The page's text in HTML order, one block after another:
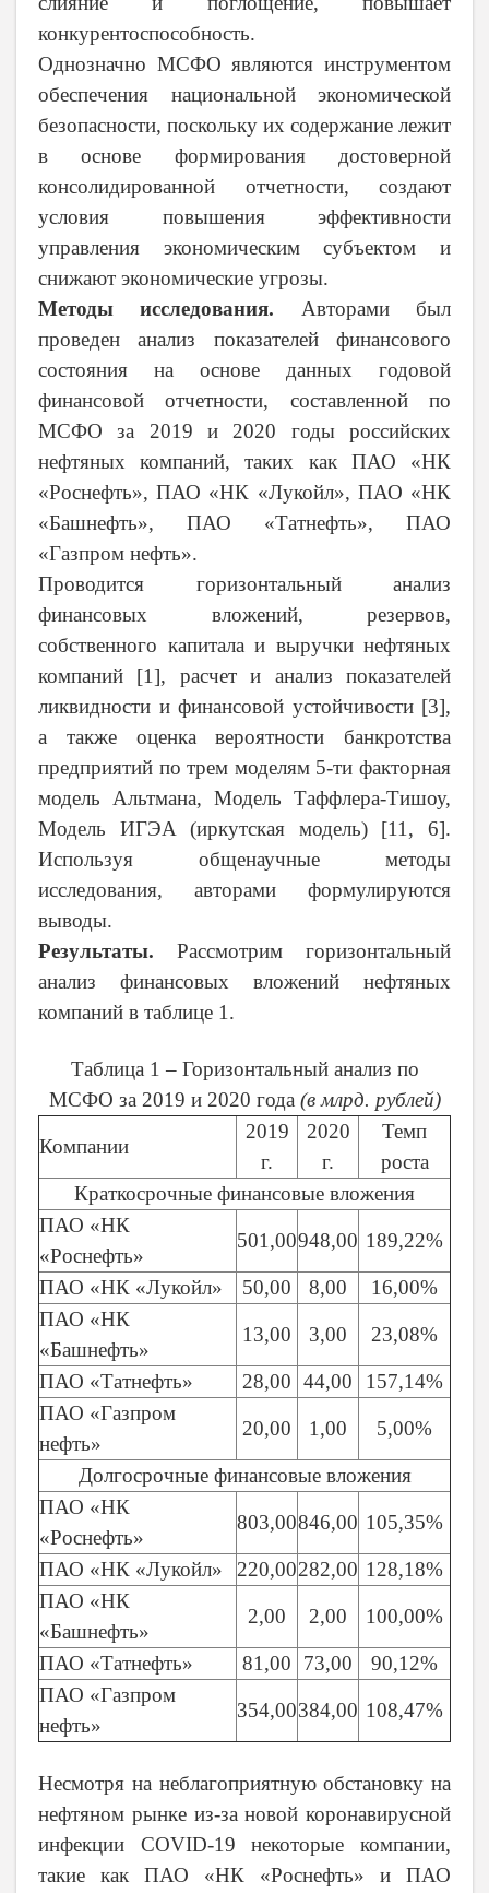
конкурентоспособность.
Однозначно МСФО являются инструментом
обеспечения национальной экономической
безопасности, поскольку их содержание лежит
в основе формирования достоверной
консолидированной отчетности, создают
условия повышения эффективности
управления экономическим субъектом и
снижают экономические угрозы.
Методы исследования. Авторами был
проведен анализ показателей финансового
состояния на основе данных годовой
финансовой отчетности, составленной по
МСФО за 2019 и 2020 годы российских
нефтяных компаний, таких как ПАО «НК
«Роснефть», ПАО «НК «Лукойл», ПАО «НК
«Башнефть», ПАО «Татнефть», ПАО
«Газпром нефть».
Проводится горизонтальный анализ
финансовых вложений, резервов,
собственного капитала и выручки нефтяных
компаний [1], расчет и анализ показателей
ликвидности и финансовой устойчивости [3],
а также оценка вероятности банкротства
предприятий по трем моделям 5-ти факторная
модель Альтмана, Модель Таффлера-Тишоу,
Модель ИГЭА (иркутская модель) [11, 6].
Используя общенаучные методы
исследования, авторами формулируются
выводы.
Результаты. Рассмотрим горизонтальный
анализ финансовых вложений нефтяных
компаний в таблице 1.
Таблица 1 – Горизонтальный анализ по
МСФО за 2019 и 2020 года (в млрд. рублей)
Компании
2019
г.
2020
г.
Темп
роста
Краткосрочные финансовые вложения
ПАО «НК
«Роснефть»
501,00948,00 189,22%
ПАО «НК «Лукойл» 50,00 8,00
16,00%
ПАО «НК
«Башнефть»
13,00 3,00 23,08%
ПАО «Татнефть» 28,00 44,00
157,14%
ПАО «Газпром
нефть»
20,00 1,00 5,00%
Долгосрочные финансовые вложения
ПАО «НК
«Роснефть»
803,00846,00 105,35%
ПАО «НК «Лукойл» 220,00282,00 128,18%
ПАО «НК
«Башнефть»
2,00 2,00 100,00%
ПАО «Татнефть» 81,00 73,00
90,12%
ПАО «Газпром
нефть»
354,00384,00 108,47%
Несмотря на неблагоприятную обстановку на
нефтяном рынке из-за новой коронавирусной
инфекции COVID-19 некоторые компании,
такие как ПАО «НК «Роснефть» и ПАО